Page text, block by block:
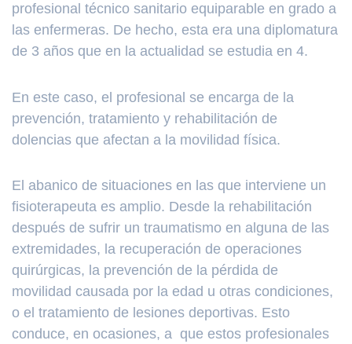
profesional técnico sanitario equiparable en grado a
las enfermeras. De hecho, esta era una diplomatura
de 3 años que en la actualidad se estudia en 4.
En este caso, el profesional se encarga de la
prevención, tratamiento y rehabilitación de
dolencias que afectan a la movilidad física.
El abanico de situaciones en las que interviene un
fisioterapeuta es amplio. Desde la rehabilitación
después de sufrir un traumatismo en alguna de las
extremidades, la recuperación de operaciones
quirúrgicas, la prevención de la pérdida de
movilidad causada por la edad u otras condiciones,
o el tratamiento de lesiones deportivas. Esto
conduce, en ocasiones, a que estos profesionales